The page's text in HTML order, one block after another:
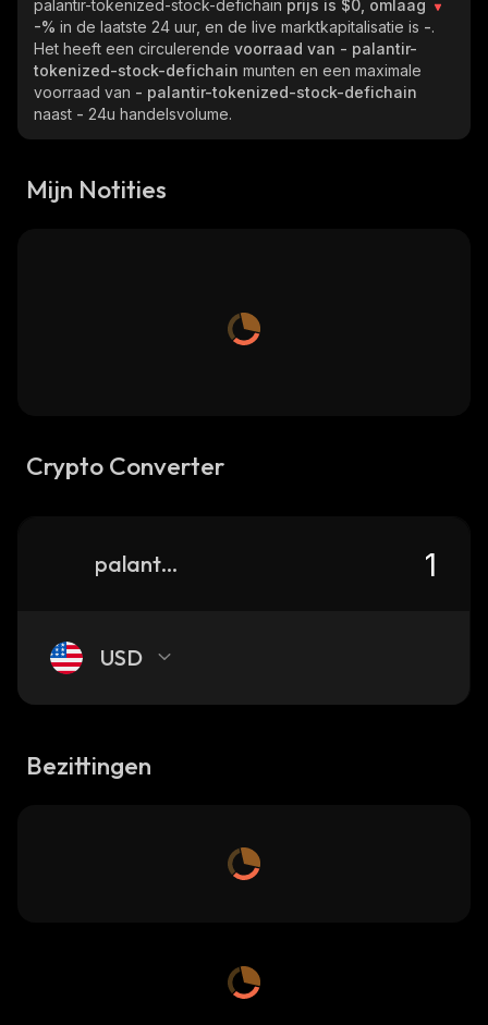
palantir-tokenized-stock-defichain prijs is $0, omlaag
-% in de laatste 24 uur, en de live marktkapitalisatie is -.
Het heeft een circulerende voorraad van - palantir-
tokenized-stock-defichain munten en een maximale
voorraad van - palantir-tokenized-stock-defichain
naast - 24u handelsvolume.
Mijn Notities
Crypto Converter
palantir-tokenized-stock-defichain
USD
Bezittingen